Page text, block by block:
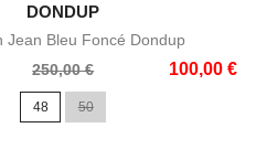
Aperçu rapide
DONDUP
Jean Bleu Foncé Dondup
250,00 € 100,00 €
48 50